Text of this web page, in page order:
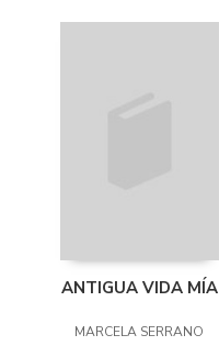
ANTIGUA VIDA MÍA
MARCELA SERRANO